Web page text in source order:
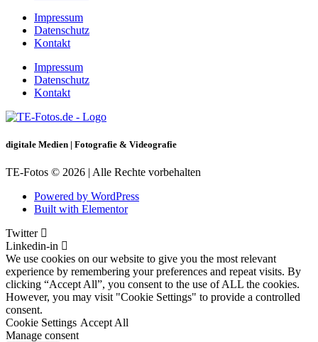
Impressum
Datenschutz
Kontakt
Impressum
Datenschutz
Kontakt
digitale Medien | Fotografie & Videografie
TE-Fotos © 2026 | Alle Rechte vorbehalten
Powered by WordPress
Built with Elementor
Twitter
Linkedin-in
We use cookies on our website to give you the most relevant
experience by remembering your preferences and repeat visits. By
clicking “Accept All”, you consent to the use of ALL the cookies.
However, you may visit "Cookie Settings" to provide a controlled
consent.
Cookie Settings Accept All
Manage consent